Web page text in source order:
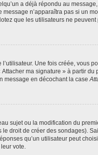
a déjà répondu au
n’apparaîtra pas si un
que les utilisateurs ne
Une fois créée, vous
ma signature » à partir
message en décochant la case
sujet ou la modification du
droit de créer des sondages).
qu’un utilisateur peut
vote.